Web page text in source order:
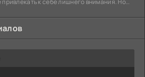
привлекать к себе лишнего внимания. Но